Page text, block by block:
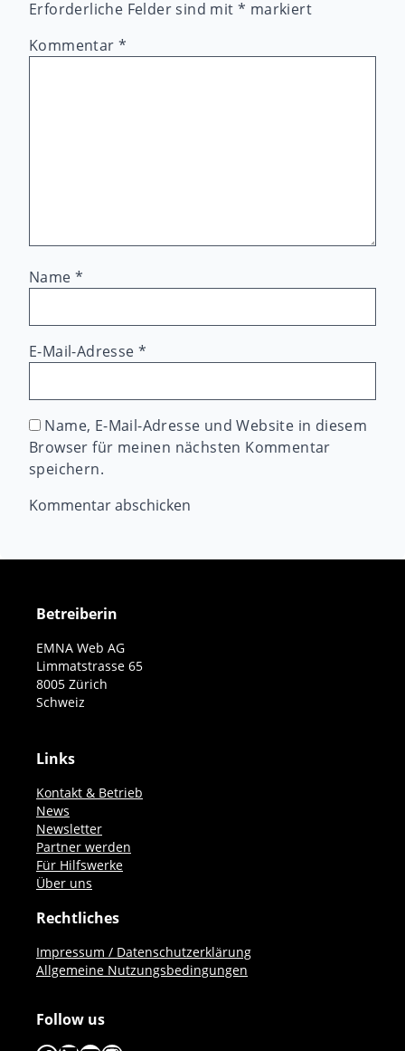
Erforderliche Felder sind mit * markiert
Kommentar*
Name *
E-Mail-Adresse*
Name, E-Mail-Adresse und Website in diesem
Browser für meinen nächsten Kommentar
speichern.
Betreiberin
EMNA Web AG
Limmatstrasse 65
8005 Zürich
Schweiz
Links
Kontakt & Betrieb
News
Newsletter
Partner werden
Für Hilfswerke
Über uns
Rechtliches
Impressum / Datenschutzerklärung
Allgemeine Nutzungsbedingungen
Follow us